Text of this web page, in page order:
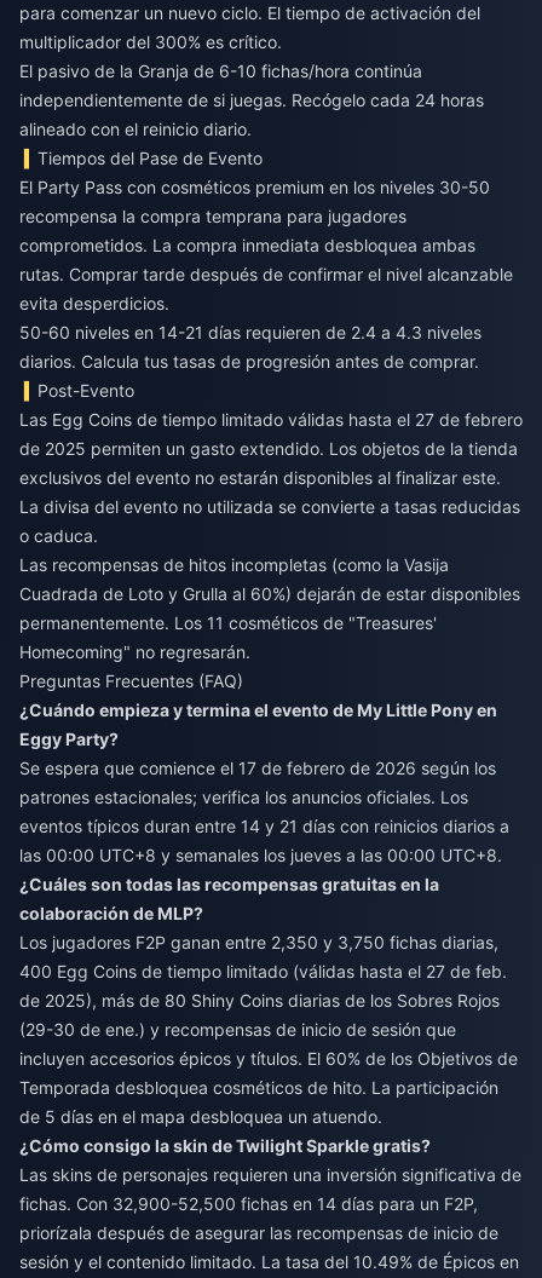
para comenzar un nuevo ciclo. El tiempo de activación del
multiplicador del 300% es crítico.
El pasivo de la Granja de 6-10 fichas/hora continúa
independientemente de si juegas. Recógelo cada 24 horas
alineado con el reinicio diario.
Tiempos del Pase de Evento
El Party Pass con cosméticos premium en los niveles 30-50
recompensa la compra temprana para jugadores
comprometidos. La compra inmediata desbloquea ambas
rutas. Comprar tarde después de confirmar el nivel alcanzable
evita desperdicios.
50-60 niveles en 14-21 días requieren de 2.4 a 4.3 niveles
diarios. Calcula tus tasas de progresión antes de comprar.
Post-Evento
Las Egg Coins de tiempo limitado válidas hasta el 27 de febrero
de 2025 permiten un gasto extendido. Los objetos de la tienda
exclusivos del evento no estarán disponibles al finalizar este.
La divisa del evento no utilizada se convierte a tasas reducidas
o caduca.
Las recompensas de hitos incompletas (como la Vasija
Cuadrada de Loto y Grulla al 60%) dejarán de estar disponibles
permanentemente. Los 11 cosméticos de "Treasures'
Homecoming" no regresarán.
Preguntas Frecuentes (FAQ)
¿Cuándo empieza y termina el evento de My Little Pony en
Eggy Party?
Se espera que comience el 17 de febrero de 2026 según los
patrones estacionales; verifica los anuncios oficiales. Los
eventos típicos duran entre 14 y 21 días con reinicios diarios a
las 00:00 UTC+8 y semanales los jueves a las 00:00 UTC+8.
¿Cuáles son todas las recompensas gratuitas en la
colaboración de MLP?
Los jugadores F2P ganan entre 2,350 y 3,750 fichas diarias,
400 Egg Coins de tiempo limitado (válidas hasta el 27 de feb.
de 2025), más de 80 Shiny Coins diarias de los Sobres Rojos
(29-30 de ene.) y recompensas de inicio de sesión que
incluyen accesorios épicos y títulos. El 60% de los Objetivos de
Temporada desbloquea cosméticos de hito. La participación
de 5 días en el mapa desbloquea un atuendo.
¿Cómo consigo la skin de Twilight Sparkle gratis?
Las skins de personajes requieren una inversión significativa de
fichas. Con 32,900-52,500 fichas en 14 días para un F2P,
priorízala después de asegurar las recompensas de inicio de
sesión y el contenido limitado. La tasa del 10.49% de Épicos en